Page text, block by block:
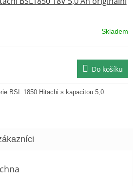
Skladem
Do košíku
BSL 1850 Hitachi s kapacitou 5,0.
obchodu je 5 z 5 hvězdiček.